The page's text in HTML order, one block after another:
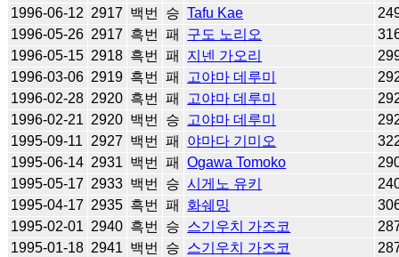
1996-06-12 2917 백번 승 Tafu Kae
1996-05-26 2917 흑번 패 구도 노리오
1996-05-15 2918 흑번 패 지넨 가오리
1996-03-06 2919 흑번 패 고야마 데루미
1996-02-28 2920 흑번 패 고야마 데루미
1996-02-21 2920 백번 승 고야마 데루미
1995-09-11
2927 백번 패 야마다 기미오
1995-06-14 2931 백번 패 Ogawa Tomoko
1995-05-17 2933 백번 승 시게노 유키
1995-04-17 2935 흑번 패 화쉐밍
1995-02-01 2940 흑번 승 스기우치 가즈코
1995-01-18 2941 백번 승 스기우치 가즈코